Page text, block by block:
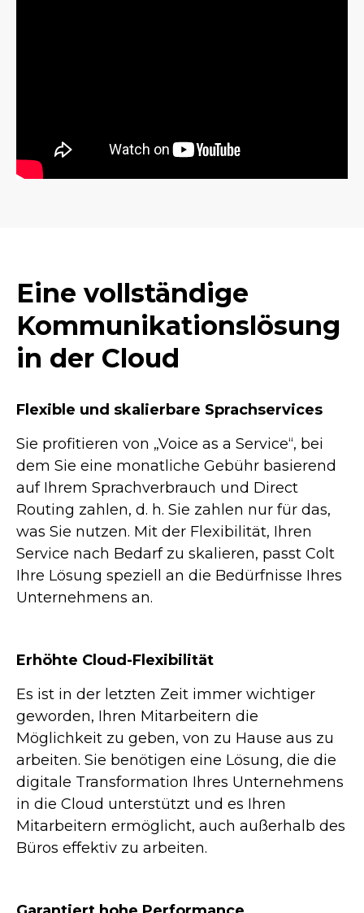
Eine vollständige
Kommunikationslösung
in der Cloud
Flexible und skalierbare Sprachservices
Sie profitieren von „Voice as a Service“, bei
dem Sie eine monatliche Gebühr basierend
auf Ihrem Sprachverbrauch und Direct
Routing zahlen, d. h. Sie zahlen nur für das,
was Sie nutzen. Mit der Flexibilität, Ihren
Service nach Bedarf zu skalieren, passt Colt
Ihre Lösung speziell an die Bedürfnisse Ihres
Unternehmens an.
Erhöhte Cloud-Flexibilität
Es ist in der letzten Zeit immer wichtiger
geworden, Ihren Mitarbeitern die
Möglichkeit zu geben, von zu Hause aus zu
arbeiten. Sie benötigen eine Lösung, die die
digitale Transformation Ihres Unternehmens
in die Cloud unterstützt und es Ihren
Mitarbeitern ermöglicht, auch außerhalb des
Büros effektiv zu arbeiten.